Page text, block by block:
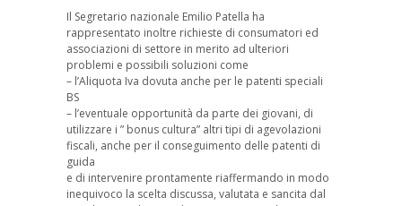
Il Segretario nazionale Emilio Patella ha
rappresentato inoltre richieste di consumatori ed
associazioni di settore in merito ad ulteriori
problemi e possibili soluzioni come
– l’Aliquota Iva dovuta anche per le patenti speciali
BS
– l’eventuale opportunità da parte dei giovani, di
utilizzare i ” bonus cultura” altri tipi di agevolazioni
fiscali, anche per il conseguimento delle patenti di
guida
e di intervenire prontamente riaffermando in modo
inequivoco la scelta discussa, valutata e sancita dal